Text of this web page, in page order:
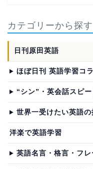
カテゴリーから探す
日刊原田英語
ほぼ日刊 英語学習コ
“シン”・英会話スピ
世界一受けたい英語の
洋楽で英語学習
英語名言・格言・フレ